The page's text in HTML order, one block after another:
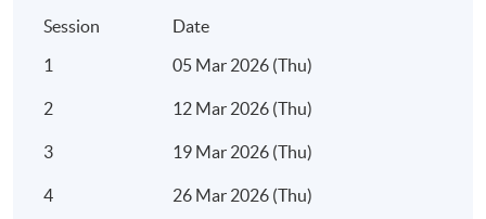
Session Date
1
05 Mar 2026 (Thu)
2 12 Mar 2026 (Thu)
3 19 Mar 2026 (Thu)
4 26 Mar 2026 (Thu)